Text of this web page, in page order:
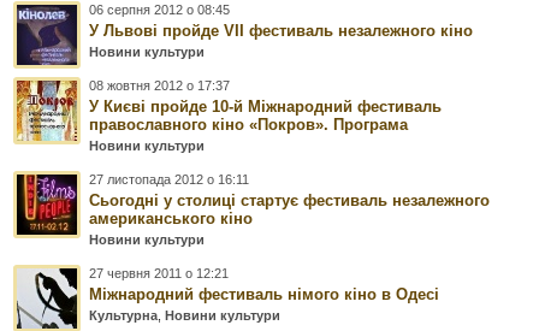
06 серпня 2012 о 08:45
У Львові пройде VII фестиваль незалежного кіно
Новини культури
08 жовтня 2012 о 17:37
У Києві пройде 10-й Міжнародний фестиваль
православного кіно «Покров». Програма
Новини культури
27 листопада 2012 о 16:11
Сьогодні у столиці стартує фестиваль незалежного
американського кіно
Новини культури
27 червня 2011 о 12:21
Міжнародний фестиваль німого кіно в Одесі
Культурна ,Новини культури